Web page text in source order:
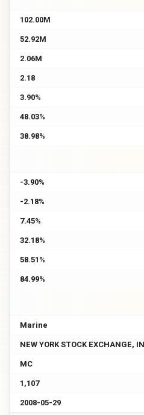
102.00M
52.92M
2.06M
2.18
3.90%
48.03%
38.98%
-3.90%
-2.18%
7.45%
32.18%
58.51%
84.99%
Marine
NEW YORK STOCK EXCHANGE,
MC
1,107
2008-05-29